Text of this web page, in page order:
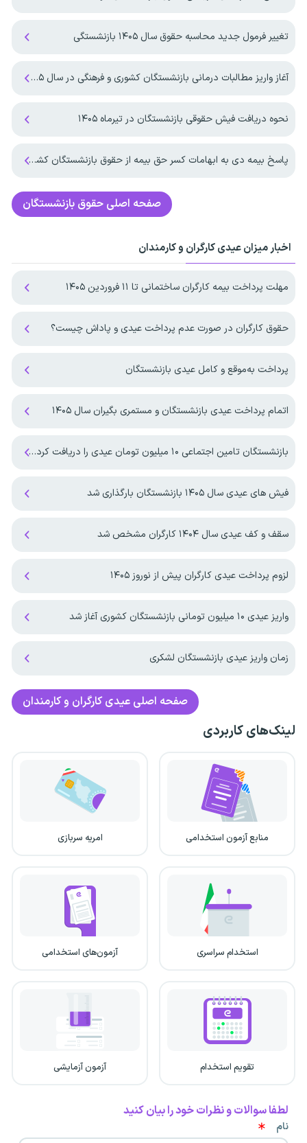
تغییر فرمول جدید محاسبه حقوق سال ۱۴۰۵ بازنشستگی
آغاز واریز مطالبات درمانی بازنشستگان کشوری و فرهنگی در سال ۱۴۰۵
نحوه دریافت فیش حقوقی بازنشستگان در تیرماه ۱۴۰۵
پاسخ بیمه دی به ابهامات کسر حق بیمه از حقوق بازنشستگان کشوری
صفحه اصلی حقوق بازنشستگان
اخبار میزان عیدی کارگران و کارمندان
مهلت پرداخت بیمه کارگران ساختمانی تا ۱۱ فروردین ۱۴۰۵
حقوق کارگران در صورت عدم پرداخت عیدی و پاداش چیست؟
پرداخت به‌موقع و کامل عیدی بازنشستگان
اتمام پرداخت عیدی بازنشستگان و مستمری بگیران سال ۱۴۰۵
بازنشستگان تامین اجتماعی ۱۰ میلیون تومان عیدی را دریافت کردند
فیش های عیدی سال ۱۴۰۵ بازنشستگان بارگذاری شد
سقف و کف عیدی سال ۱۴۰۴ کارگران مشخص شد
لزوم پرداخت عیدی کارگران پیش از نوروز ۱۴۰۵
واریز عیدی ۱۰ میلیون تومانی بازنشستگان کشوری آغاز شد
زمان واریز عیدی بازنشستگان لشکری
صفحه اصلی عیدی کارگران و کارمندان
لینک‌های کاربردی
منابع آزمون استخدامی امریه سربازی
استخدام سراسری آزمون‌های استخدامی
تقویم استخدام آزمون آزمایشی
لطفا سوالات و نظرات خود را بیان کنید
نام